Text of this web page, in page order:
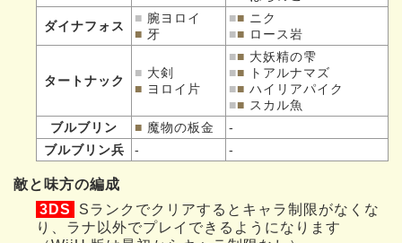
ダイナフォス
■ 腕ヨロイ
■ 牙
■■ ニク
■■ ロース岩
タートナック
■ 大剣
■ ヨロイ片
■■ 大妖精の雫
■■ トアルナマズ
■■ ハイリアパイク
■■ スカル魚
ブルブリン
■ 魔物の板金
-
ブルブリン兵
- -
敵と味方の編成
3DS
Sランクでクリアするとキャラ制限がなくな
り、ラナ以外でプレイできるようになります